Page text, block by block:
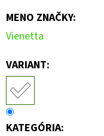
MENO ZNAČKY:
Vienetta
VARIANT:
KATEGÓRIA: